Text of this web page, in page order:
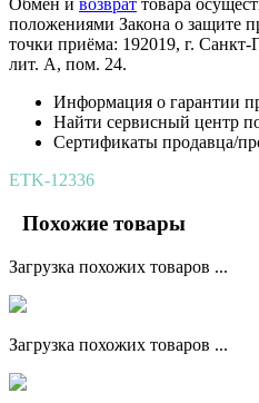
Обмен и возврат товара
положениями Закона о защите
точки приёма: 192019, г. Санкт-
лит. А, пом. 24.
Информация о гарантии
Найти сервисный центр
Сертификаты продавца/
ETK-12336
Похожие товары
Загрузка похожих товаров ...
Загрузка похожих товаров ...